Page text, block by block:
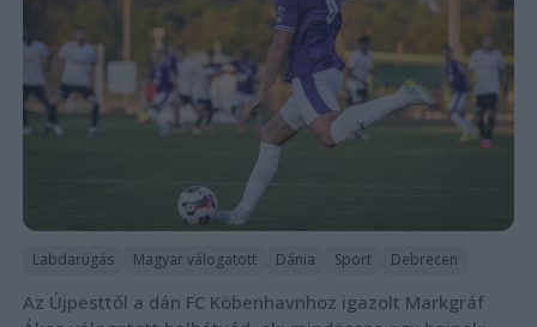
Labdarúgás Magyar válogatott Dánia Sport Debrecen
Az Újpesttől a dán FC Köbenhavnhoz igazolt Markgráf